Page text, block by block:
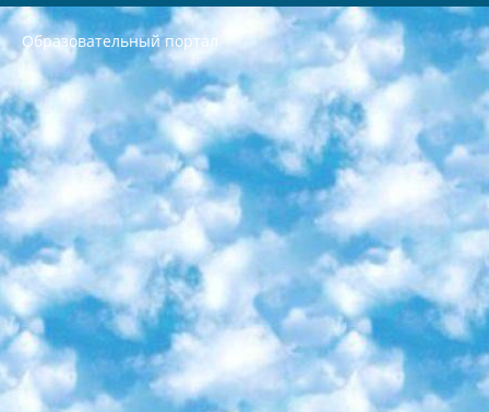
Образовательный портал
РЕСПУБЛИКА УЗБЕКИСТАН МИНИСТРЕРСТВО ДОШКОЛЬНОГО И ШКОЛЬНОГО ОБРАЗОВАНИЯ КОМАНДА в общеобразовательных учреждениях в 2023-2024 учебном году организация и проведение итоговой государственной аттестации обучающихся о Министра дошкольного и школьного образования Республики Узбекистан от 4 марта 2008 года (постановлением Минюста от 20 марта 2008 года № 1778 государственной регистрации) «Итоговое состояние учащихся общего среднего образования на основании положения об утверждении положения об аттестации общего среднего образования выпускной экзамен студентов в образовательных учреждениях в 2023-2024 учебном году В целях организации и прохождения аттестации приказываю: 1. Следующее: перечень предметов, по которым будет проводиться итоговая государственная аттестация и экзамен формы перевода согласно приложению 1; сертификаты международного образца, оценивающие уровень владения иностранными языками перечень согласно приложению 2; 2. Педагогический при специализированных образовательных учреждениях. научно-практический центр квалификации и международной оценки (Д.Давидова) 2024 г. До 25 марта: задания по предметам, по которым будет проводиться итоговая аттестация разработка и утверждение технических условий; итоговая аттестация на основании разработанного предметного задания разработка вопросов по предметам (устно и письменно), экзамен передача; общеобразовательные средние школы и специальные учебные заведения учащиеся выпускных классов школ и интернатов в агентской системе подготовка базы данных экзаменационных материалов и критериев оценки; перевод базы экзаменационных материалов на все языки обучения подать в Республиканский образовательный центр для изготовления; варианты экзаменов на основе разработанных контрольных материалов пусть будут поставлены задачи формирования. 3. Республиканский образовательный центр (Ш.Худайкулов) до 5 апреля 2024 года. до: база данных предоставленных экзаменационных материалов на все языки обучения перевод и экспертиза; для слепых, слабовидящих, глухих, слабослышащих и умственно отсталых детей учащиеся выпускных классов специализированных школ и школ-интернатов база данных экзаменационных материалов на всех преподаваемых языках подготовка критериев оценки; специализированные школы для умственно отсталых детей и технологии для учащихся выпускных классов школ-интернатов разработка соответствующих рекомендаций и критериев проведения ЕГЭ по естествознанию давать задания. 4. Педагогический при специализированных образовательных учреждениях. Научно-практический центр навыков и международной оценки (Д.Давидова), Республика образовательный центр (Худайкулов Ш.) итоговый государственный аттестационный экзамен ориентирован на творческое и логическое мышление при подготовке базы материалов учитывать введение заданий. 5. Следует отметить, что: сертификат государственного образца о знании общеобразовательного предмета и как минимум национальный уровень B1 по предметам на иностранных языках, указанным в Приложении 2. или международно признанный сертификат эквивалентного уровня студенты, изучающие определенный предмет, освобождаются от экзамена; по соответствующим предметам запланирована итоговая государственная аттестация за день до дня, путем жеребьевки Рабочей группой (в письменной форме по предметам, проводимым в форме) из числа сформированных вариантов выбрано 2 варианта; 2 выбранных варианта экзамена анонсированы на официальном сайте министерства и все выпускники по всей стране на основе этих вариантов проводит итоговую государственную аттестацию. 6. Государственное образование учащихся средних общеобразовательных учреждений. знания в соответствии с квалификационными требованиями, которые необходимо приобрести на основании стандартов итоговый (выпускной) контроль для 9 и 11 классов в целях тестирования Экзамены (далее – экзамены) состоят из предметов, перечисленных в приложении 1. будет сделано. 7. Экзамены пройдут с 26 мая по 15 июня 2024 г. (кроме науки физического воспитания). 8. Физическая для учащихся 9 классов общесредних образовательных учреждений. Экзамены по предмету «Образование, квалификация медицина» 1-6 мая 2024 года. сотрудники перевести под присмотр (с отклонениями в физическом или умственном развитии) специализированная школа для детей, школы-интернаты и со сколиозом школы-интернаты санаторного типа для больных детей исключены). 9. Он был слепым, слабовидящим и имел нарушения опорно-двигательного аппарата. экзамены в специализированных школах и интернатах для детей должны проводиться исходя из требований, предъявляемых к общеобразовательным учреждениям (физкультура кроме науки). 10. Специализированная школа для глухих и слабослышащих детей. и экзамены в интернатах и быть реализован в виде письменного теста по математике. 11. Специальность для умственно отсталых детей. Для 9 класса Родной язык и литературное письмо Государственный язык (язык обучения – узбекский). для неклассов) написано Математическое письмо Письменная/устная история Узбекистана Физическое воспитание практично Итоговый контроль Для 11 класса Написание родного языка и литературы (эссе) Математическое письмо Узбекский язык (обучение на узбекском языке) не посещающее общее среднее образование для учреждений)/Образовательное учреждение выбор письменный и устный Иностранный язык письменный/устный Письменная/устная история Узбекистана *По выбору студента:  Химия  Физика  Основы государственного права  География 10 бесплатных образовательных ресурсов - Мы составили подборку онлайн-проектов с интерактивными упражнениями, видеолекциями и статьями. Они помогут вам обрести новые и освежить старые знания бесплатно. 1. «ИНТУИТ» Старейшая образовательная площадка Рунета. Здесь вы найдёте сотни текстовых и видеокурсов на десятки различных тем — от программирования до психологии. Многие курсы подготовлены российскими университетами и крупными международными компаниями вроде Intel и Microsoft. Самостоятельное обучение бесплатное, но желающие могут оплатить услуги персональных наставников. 2. «Смартия» знакомит с актуальными профессиями и подсказывает, как им обучаться. Выбрав заинтересовавшую вас специальность — SMM-специалист, фотограф, веб-дизайнер или другую, — увидите список необходимых для неё умений. Чтобы вы могли освоить их самостоятельно, для каждого умения площадка отображает подборку ссылок на учебные материалы. Хотя «Смартия» ориентируется на русскоязычную аудиторию, часть контента всё же доступна только на английском. 3. «Лекторий Физтеха» Проект Московского физико-технического института (Физтеха). С его помощью вы можете смотреть онлайн серии лекций, записанные на видео в этом вузе. В числе доступных предметов — физика, биология, химия, информационные технологии и другие. К некоторым лекциям администрация ресурса прилагает готовые конспекты, которые можно скачивать в PDF-формате. 4. ITMOcourses Онлайн-площадка Санкт-Петербургского национального исследовательского университета информационных технологий, механики и оптики (ИТМО). Ресурс предоставляет свободный доступ к курсам, разработанным в этом вузе. Каталог материалов разбит на четыре категории: «Оптические системы и технологии», «Приборостроение и робототехника», «Информационные технологии» и «Биотехнологии». Курсы состоят из видеолекций, интерактивных демонстраций и заданий. 5. «КиберЛенинка» Электронная научная библиотека открытого доступа. Каталог площадки регулярно обрастает текстами статей из различных научных изданий. Сгруппированные по журналам и рубрикам публикации можно читать онлайн или скачивать целиком в PDF-формате. Проект нацелен на популяризацию науки за счёт открытого доступа к качественной информации. 6. «ПостНаука» На этом ресурсе публикуют подборки видеолекций, составленные экспертами из разных отраслей и объединённые общими темами. Среди них, к примеру, есть серии «Биоинформатика и геномика», «Культура средневековой Скандинавии» и Cinema Studies о теории кино. Каждая подборка лекций — логически связанная история, рассказанная экспертом от первого лица. Кроме того, на сайте появляются научно-образовательные статьи и тесты на разные темы. 7. «Newочём» Команда проекта «Newочём» отбирает самые интересные тексты из англоязычных СМИ и переводит те из них, за которые голосуют участники сообщества «ВКонтакте». По большей части это научно-популярные статьи. Редакторы придумывают лишь заголовки, в остальном содержание переводов соответствует оригиналам. Полные тексты можно читать прямо в социальной сети. 8. InternetUrok Онлайн-база материалов по основным дисциплинам школьной программы. Информация на сайте структурирована по классам, предметам и темам (урокам). Каждый урок состоит из видеолекций и конспектов. Есть также интерактивные тренажёры и тесты для закрепления пройденного материала. Даже если вы давно окончили школу, возможность повторить программу старших классов всегда может пригодиться. 9. Edutainme Ещё один ресурс об образовании. В отличие от Newtonew, как мне кажется, Edutainme больше ориентируется на представителей индустрии: педагогов, предпринимателей, разработчиков образовательных проектов. Но и любой, кто просто стремится к саморазвитию, найдёт на сайте много полезного и интересного для себя. Например, информацию о новых курсах и образовательных сервисах. 10. Newtonew Онлайн-медиа об образовании и обучении в широком смысле. Авторы Newtonew пишут об инструментах, заведениях, тактиках и стратегиях, которые помогают учить других и получать новые знания самостоятельно. На этой площадке вы найдёте новости, обзоры, аналитические мат